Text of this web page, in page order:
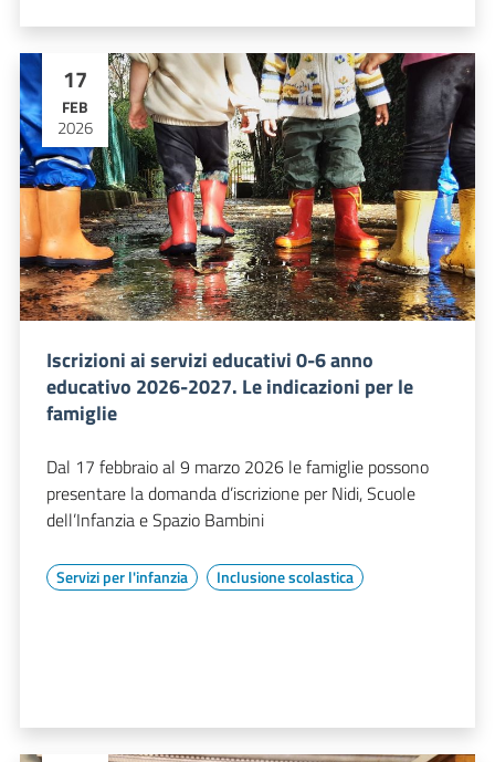
17
FEB
2026
Iscrizioni ai servizi educativi 0-6 anno
educativo 2026-2027. Le indicazioni per le
famiglie
Dal 17 febbraio al 9 marzo 2026 le famiglie possono
presentare la domanda d’iscrizione per Nidi, Scuole
dell’Infanzia e Spazio Bambini
Servizi per l'infanzia Inclusione scolastica